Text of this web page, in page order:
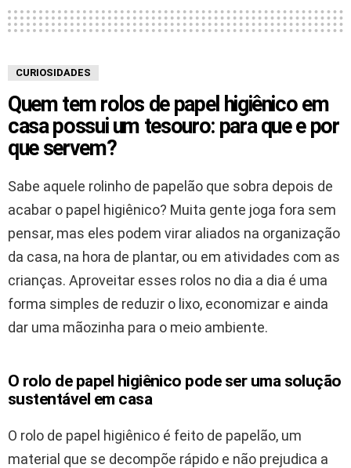
CURIOSIDADES
Quem tem rolos de papel higiênico em
casa possui um tesouro: para que e por
que servem?
Sabe aquele rolinho de papelão que sobra depois de
acabar o papel higiênico? Muita gente joga fora sem
pensar, mas eles podem virar aliados na organização
da casa, na hora de plantar, ou em atividades com as
crianças. Aproveitar esses rolos no dia a dia é uma
forma simples de reduzir o lixo, economizar e ainda
dar uma mãozinha para o meio ambiente.
O rolo de papel higiênico pode ser uma solução
sustentável em casa
O rolo de papel higiênico é feito de papelão, um
material que se decompõe rápido e não prejudica a